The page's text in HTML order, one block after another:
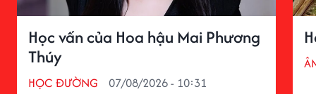
Học vấn của Hoa hậu Mai Phương
Thúy
HỌC ĐƯỜNG 07/08/2026 - 10:31